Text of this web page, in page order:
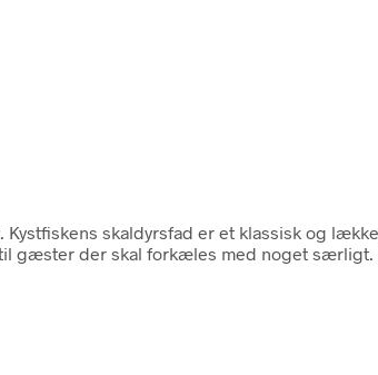
. Kystfiskens skaldyrsfad er et klassisk og
gæster der skal forkæles med noget særligt.